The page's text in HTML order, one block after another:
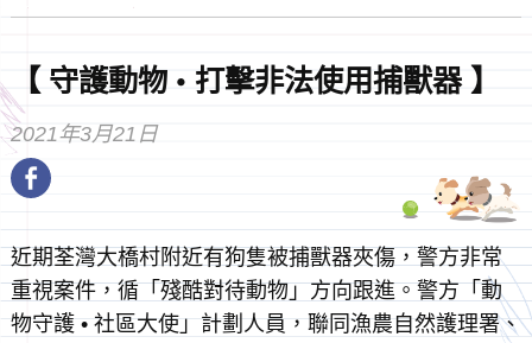
【 守護動物 • 打擊非法使用捕獸器 】
2021年3月21日
近期荃灣大橋村附近有狗隻被捕獸器夾傷，警方非常
重視案件，循「殘酷對待動物」方向跟進。警方「動
物守護 • 社區大使」計劃人員，聯同漁農自然護理署、